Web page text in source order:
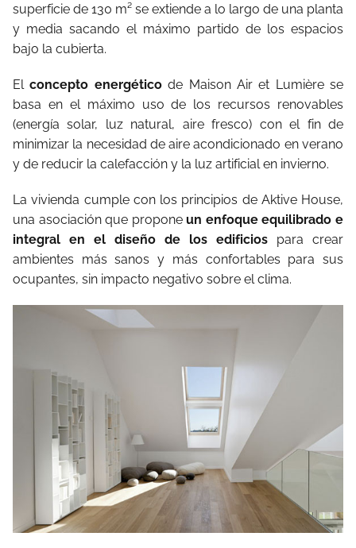
superficie de 130 m² se extiende a lo largo de una planta
y media sacando el máximo partido de los espacios
bajo la cubierta.
Elconcepto energéticode Maison Air et Lumière se
basa en el máximo uso de los recursos renovables
(energía solar, luz natural, aire fresco) con el fin de
minimizar la necesidad de aire acondicionado en verano
y de reducir la calefacción y la luz artificial en invierno.
La vivienda cumple con los principios de Aktive House,
una asociación que proponeun enfoque equilibrado e
integral en el diseño de los edificios para crear
ambientes más sanos y más confortables para sus
ocupantes, sin impacto negativo sobre el clima.